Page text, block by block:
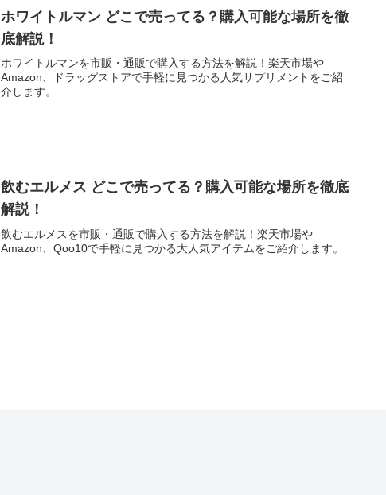
ホワイトルマン どこで売ってる？購入可能な場所を徹
底解説！
ホワイトルマンを市販・通販で購入する方法を解説！楽天市場や
Amazon、ドラッグストアで手軽に見つかる人気サプリメントをご紹
介します。
飲むエルメス どこで売ってる？購入可能な場所を徹底
解説！
飲むエルメスを市販・通販で購入する方法を解説！楽天市場や
Amazon、Qoo10で手軽に見つかる大人気アイテムをご紹介します。